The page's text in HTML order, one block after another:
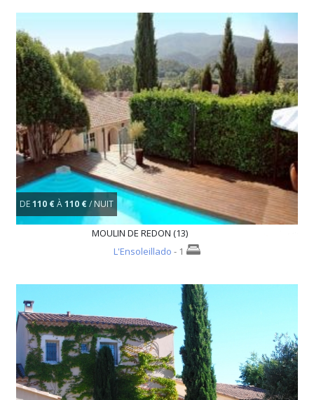
DE110 €À110 €/ NUIT
MOULIN DE REDON (13)
L'Ensoleillado - 1